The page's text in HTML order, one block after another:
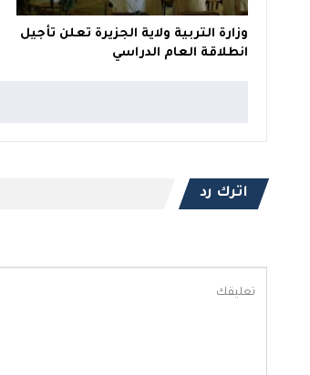
وزارة التربية ولاية الجزيرة تعلن تأجيل
انطلاقة العام الدراسي
اترك رد